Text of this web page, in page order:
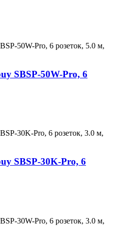
SBSP-50W-Pro, 6
SBSP-30K-Pro, 6